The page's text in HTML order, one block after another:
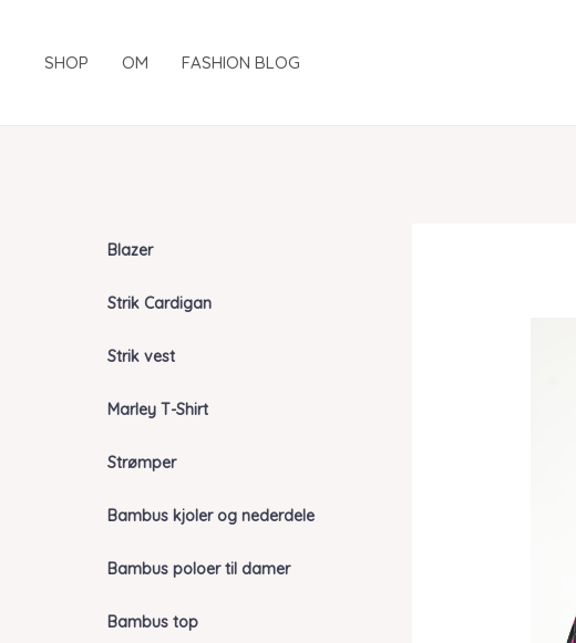
SHOP OM FASHION BLOG
Blazer
Strik Cardigan
Strik vest
Marley T-Shirt
Strømper
Bambus kjoler og nederdele
Bambus poloer til damer
Bambus top